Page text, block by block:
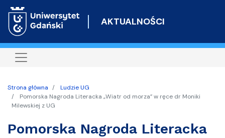
do
AKTUALNOŚCI
Strona główna
Ludzie UG
Pomorska Nagroda Literacka „Wiatr od morza” w ręce dr Moniki
Milewskiej z UG
Pomorska Nagroda Literacka